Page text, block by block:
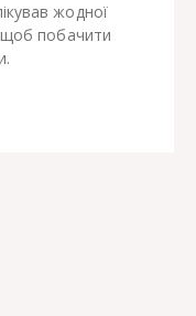
жодної
щоб побачити